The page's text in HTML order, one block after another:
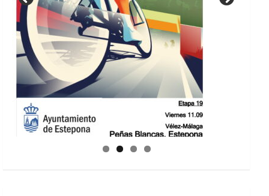
GUIA DE INSTALACIONES DEPORTIVAS